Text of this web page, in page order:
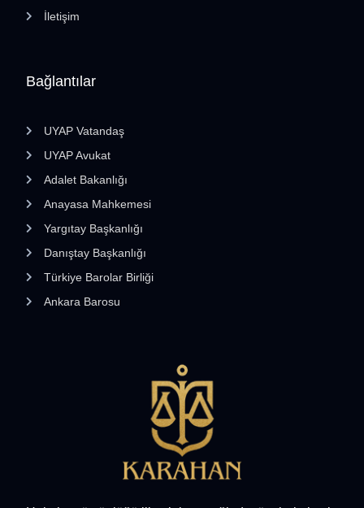
Bağlantılar
UYAP Vatandaş
UYAP Avukat
Adalet Bakanlığı
Anayasa Mahkemesi
Yargıtay Başkanlığı
Danıştay Başkanlığı
Türkiye Barolar Birliği
Ankara Barosu
İletişim